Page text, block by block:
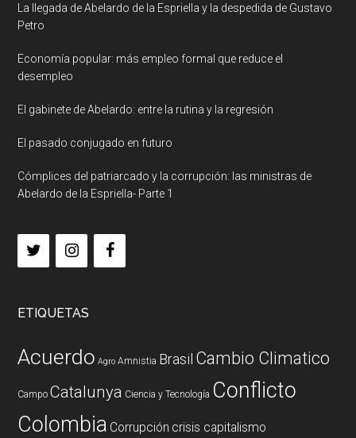
La llegada de Abelardo de la Espriella y la despedida de Gustavo
Petro
Economía popular: más empleo formal que reduce el
desempleo
El gabinete de Abelardo: entre la rutina y la regresión
El pasado conjugado en futuro
Cómplices del patriarcado y la corrupción: las ministras de
Abelardo de la Espriella- Parte 1
ETIQUETAS
Acuerdo Agro Amnistia Brasil Cambio Climatico
Campo Catalunya Ciencia y Tecnología Conflicto
Colombia Corrupción crisis capitalismo